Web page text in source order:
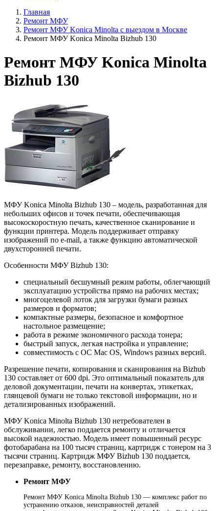
Главная
Ремонт МФУ
Ремонт МФУ Konica Minolta с выездом в Москве
Ремонт МФУ Konica Minolta Bizhub 130
Ремонт МФУ Konica Minolta
Bizhub 130
МФУ Konica Minolta Bizhub 130 – модель, разработанная для
небольших офисов и точек печати, обеспечивающая
высокоскоростную печать, качественное сканирование и
функции принтера. Модель поддерживает отправку
изображений по e-mail, а также функцию автоматической
двухсторонней печати.
Особенности МФУ Bizhub 130:
специальный бесшумный режим работы, облегчающий
эксплуатацию устройства прямо на рабочих местах;
многоцелевой лоток для загрузки бумаги разных
размеров и форматов;
компактные размеры, безопасное и комфортное
настольное размещение;
работа в режиме экономичного расхода тонера;
быстрый запуск, легкая настройка и управление;
совместимость с ОС Mac OS, Windows разных версий.
Разрешение печати, копирования и сканирования на Bizhub
130 составляет от 600 dpi. Это оптимальный показатель для
деловой документации, печати на конвертах, этикетках,
глянцевой бумаги не только текстовой информации, но и
детализированных изображений.
МФУ Konica Minolta Bizhub 130 нетребователен в
обслуживании, легко поддается ремонту и отличается
высокой надежностью. Модель имеет повышенный ресурс
фотобарабана на 100 тысяч страниц, картридж с тонером на 3
тысячи страниц. Картридж МФУ Bizhub 130 поддается,
перезаправке, ремонту, восстановлению.
Ремонт МФУ
Ремонт МФУ Konica Minolta Bizhub 130 — комплекс работ по
устранению отказов, неисправностей деталей